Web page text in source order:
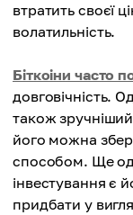
втратить своєї
волатильність.
Біткоіни часто
довговічність.
також зручніший
його можна
способом. Ще
інвестування є
придбати у